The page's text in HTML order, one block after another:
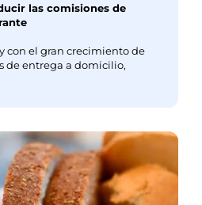
las comisiones de
con el gran crecimiento de
de entrega a domicilio,